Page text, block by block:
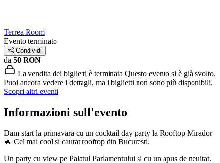
Terrea Room
Evento terminato
Condividi
da 50 RON
La vendita dei biglietti è terminata Questo evento si è già svolto.
Puoi ancora vedere i dettagli, ma i biglietti non sono più disponibili.
Scopri altri eventi
Informazioni sull'evento
Dam start la primavara cu un cocktail day party la Rooftop Mirador
🔥 Cel mai cool si cautat rooftop din Bucuresti.
Un party cu view pe Palatul Parlamentului si cu un apus de neuitat.